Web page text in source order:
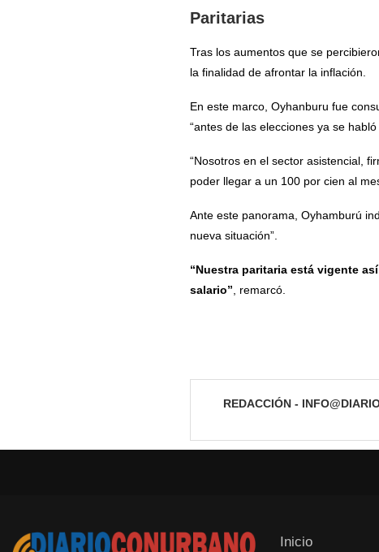
Paritarias
Tras los aumentos que se
la finalidad de afrontar la inflación.
En este marco, Oyhanburu fue
“antes de las elecciones ya se
“Nosotros en el sector asistencial,
poder llegar a un 100 por cien al
Ante este panorama, Oyhamburú
nueva situación”.
“Nuestra paritaria está vigente
salario” , remarcó.
REDACCIÓN -
Inicio